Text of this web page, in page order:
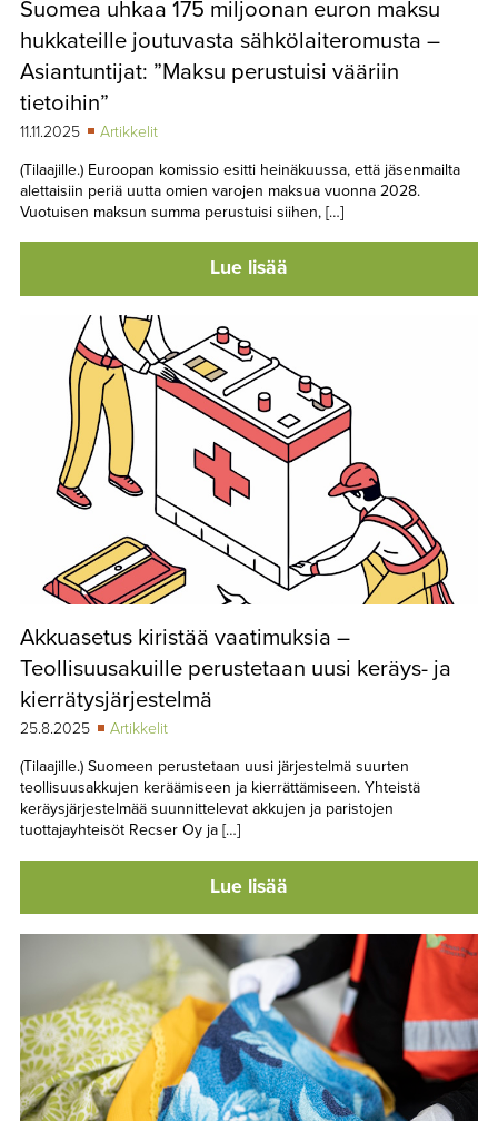
TAPAHTUMAT
YHTEYSTIEDOT
Suomea uhkaa 175 miljoonan euron maksu
hukkateille joutuvasta sähkölaiteromusta –
Asiantuntijat: ”Maksu perustuisi vääriin
tietoihin”
11.11.2025
Artikkelit
(Tilaajille.) Euroopan komissio esitti heinäkuussa, että jäsenmailta
alettaisiin periä uutta omien varojen maksua vuonna 2028.
Vuotuisen maksun summa perustuisi siihen, […]
Lue lisää
Akkuasetus kiristää vaatimuksia –
Teollisuusakuille perustetaan uusi keräys- ja
kierrätysjärjestelmä
25.8.2025
Artikkelit
(Tilaajille.) Suomeen perustetaan uusi järjestelmä suurten
teollisuusakkujen keräämiseen ja kierrättämiseen. Yhteistä
keräysjärjestelmää suunnittelevat akkujen ja paristojen
tuottajayhteisöt Recser Oy ja […]
Lue lisää